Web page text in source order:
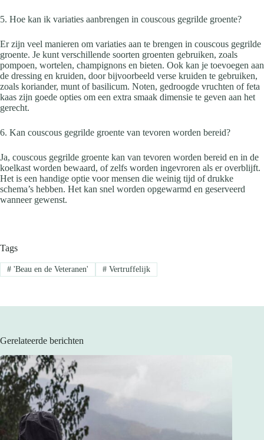
5. Hoe kan ik variaties aanbrengen in couscous gegrilde groente?
Er zijn veel manieren om variaties aan te brengen in couscous gegrilde
groente. Je kunt verschillende soorten groenten gebruiken, zoals
pompoen, wortelen, champignons en bieten. Ook kan je toevoegen aan
de dressing en kruiden, door bijvoorbeeld verse kruiden te gebruiken,
zoals koriander, munt of basilicum. Noten, gedroogde vruchten of feta
kaas zijn goede opties om een extra smaak dimensie te geven aan het
gerecht.
6. Kan couscous gegrilde groente van tevoren worden bereid?
Ja, couscous gegrilde groente kan van tevoren worden bereid en in de
koelkast worden bewaard, of zelfs worden ingevroren als er overblijft.
Het is een handige optie voor mensen die weinig tijd of drukke
schema’s hebben. Het kan snel worden opgewarmd en geserveerd
wanneer gewenst.
Tags
#'Beau en de Veteranen' #Vertruffelijk
Gerelateerde berichten